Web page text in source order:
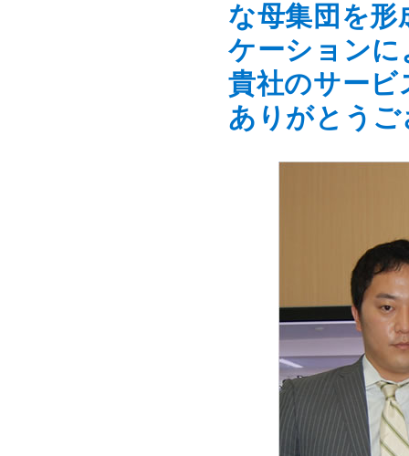
な母集団を
ケーション
貴社のサー
ありがとう